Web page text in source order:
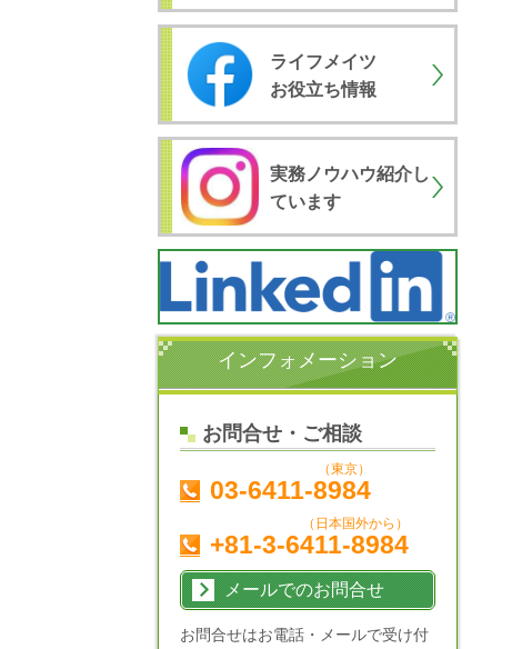
ライフメイツ
お役立ち情報
実務ノウハウ紹介し
ています
インフォメーション
お問合せ・ご相談
（東京）
03-6411-8984
（日本国外から）
+81-3-6411-8984
メールでのお問合せ
お問合せはお電話・メールで受け付